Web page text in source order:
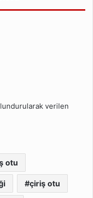
verilen
otu
çiriş otu